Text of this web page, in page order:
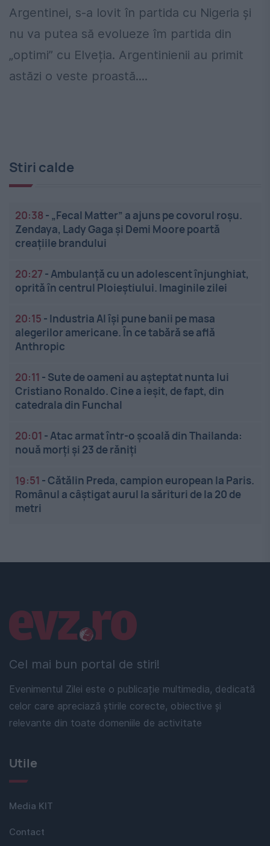
Argentinei, s-a lovit în partida cu Nigeria și
nu va putea să evolueze îm partida din
„optimi” cu Elveția. Argentinienii au primit
astăzi o veste proastă....
Stiri calde
20:38 - „Fecal Matter” a ajuns pe covorul roșu.
Zendaya, Lady Gaga și Demi Moore poartă
creațiile brandului
20:27 -Ambulanță cu un adolescent înjunghiat,
oprită în centrul Ploieștiului. Imaginile zilei
20:15 - Industria AI își pune banii pe masa
alegerilor americane. În ce tabără se află
Anthropic
20:11 - Sute de oameni au așteptat nunta lui
Cristiano Ronaldo. Cine a ieșit, de fapt, din
catedrala din Funchal
20:01 -Atac armat într-o școală din Thailanda:
nouă morți și 23 de răniți
19:51 -Cătălin Preda, campion european la Paris.
Românul a câștigat aurul la sărituri de la 20 de
metri
Cel mai bun portal de stiri!
Evenimentul Zilei este o publicație multimedia, dedicată
celor care apreciază știrile corecte, obiective și
relevante din toate domeniile de activitate
Linkuri utile
Utile
Media KIT
Contact